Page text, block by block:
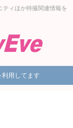
ティほか特撮関連情報を
用してます